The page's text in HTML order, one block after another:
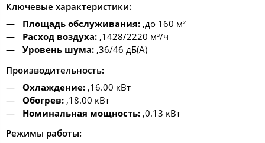
Ключевые характеристики:
Площадь обслуживания:,до 160 м²
Расход воздуха:,1428/2220 м³/ч
Уровень шума:,36/46 дБ(А)
Производительность:
Охлаждение:,16.00 кВт
Обогрев:,18.00 кВт
Номинальная мощность:,0.13 кВт
Режимы работы: